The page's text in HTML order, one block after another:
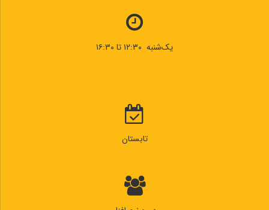
یک‌شنبه ۱۲:۳۰ تا ۱۶:۳۰
تابستان